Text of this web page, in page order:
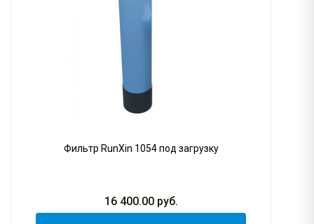
Фильтр RunXin 1054 под загрузку
16 400.00руб.